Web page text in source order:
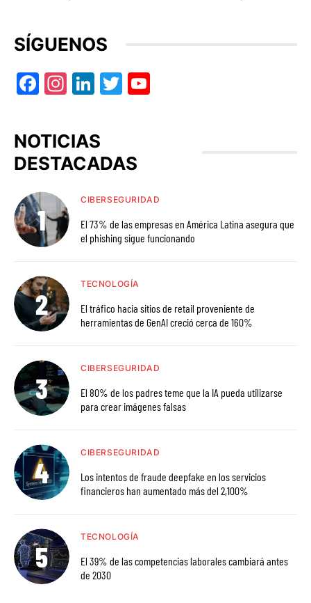
SÍGUENOS
Facebook
Instagram
LinkedIn
Twitter
NOTICIAS
DESTACADAS
CIBERSEGURIDAD
El 73% de las empresas en América Latina asegura que
el phishing sigue funcionando
TECNOLOGÍA
El tráfico hacia sitios de retail proveniente de
herramientas de GenAI creció cerca de 160%
CIBERSEGURIDAD
El 80% de los padres teme que la IA pueda utilizarse
para crear imágenes falsas
CIBERSEGURIDAD
Los intentos de fraude deepfake en los servicios
financieros han aumentado más del 2,100%
TECNOLOGÍA
El 39% de las competencias laborales cambiará antes
de 2030